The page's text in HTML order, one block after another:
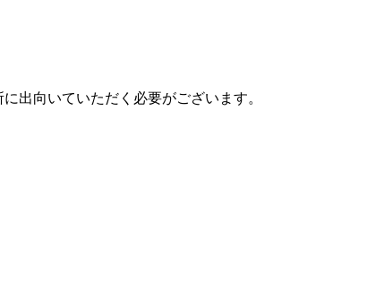
出向いていただく必要がございます。